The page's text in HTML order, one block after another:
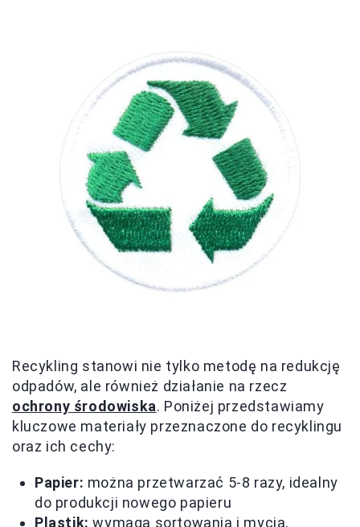
Recykling stanowi nie tylko metodę na redukcję
odpadów, ale również działanie na rzecz
ochrony środowiska. Poniżej przedstawiamy
kluczowe materiały przeznaczone do recyklingu
oraz ich cechy:
Papier: można przetwarzać 5-8 razy, idealny
do produkcji nowego papieru
Plastik: wymaga sortowania i mycia,